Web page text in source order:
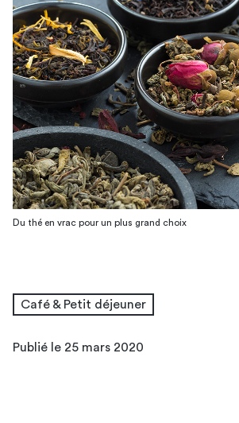
Du thé en vrac pour un plus grand choix
Café & Petit déjeuner
Publié le 25 mars 2020